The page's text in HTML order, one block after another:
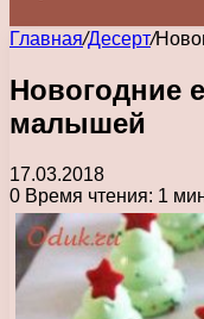
Главная/Десерт/
Новогодние
малышей
17.03.2018
0 Время чтения: 1